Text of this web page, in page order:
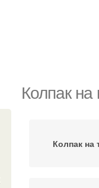
Колпак на
Колпак на